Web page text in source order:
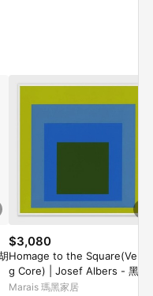
將於出貨後 45 天
並完成訂單，不
$3,080
Homage to the Square(Verdlin
g Core) | Josef Albers - 黑胡
桃色鋁框-中尺寸
Marais 瑪黑家居